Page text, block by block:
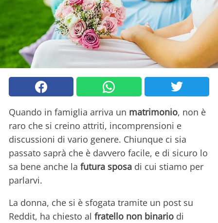
Quando in famiglia arriva un matrimonio, non è
raro che si creino attriti, incomprensioni e
discussioni di vario genere. Chiunque ci sia
passato saprà che è davvero facile, e di sicuro lo
sa bene anche la futura sposa di cui stiamo per
parlarvi.
La donna, che si è sfogata tramite un post su
Reddit, ha chiesto al fratello non binario di